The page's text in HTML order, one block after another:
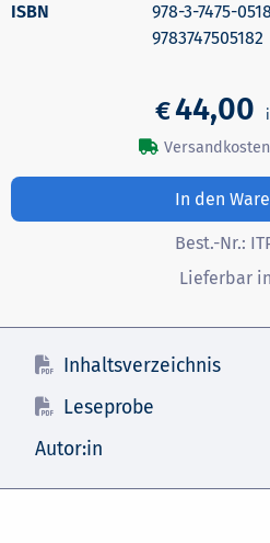
978-3-7475-
9783747505182
€44,00
In den
Best.-Nr.:
Lieferbar
Inhaltsverzeichnis
Leseprobe
Autor:in